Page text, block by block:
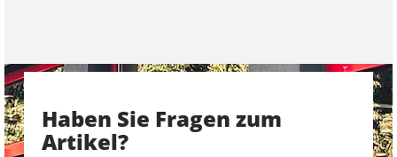
Haben Sie Fragen zum
Artikel?